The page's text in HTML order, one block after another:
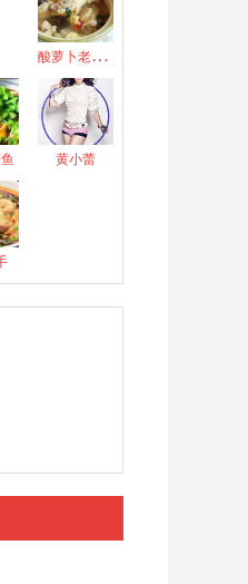
酸
萝卜老鸭汤
黄小蕾